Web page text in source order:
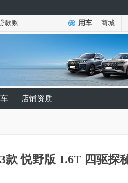
款购 用车 商城
店铺资质
款 悦野版 1.6T 四驱探